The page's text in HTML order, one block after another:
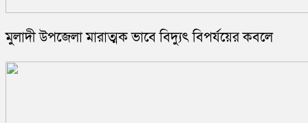
মুলাদী উপজেলা মারাত্মক ভাবে বিদ্যুৎ বিপর্যয়ের কবলে